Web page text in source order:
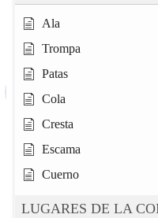
Ala
Trompa
Patas
Cola
Cresta
Escama
Cuerno
LUGARES DE LA